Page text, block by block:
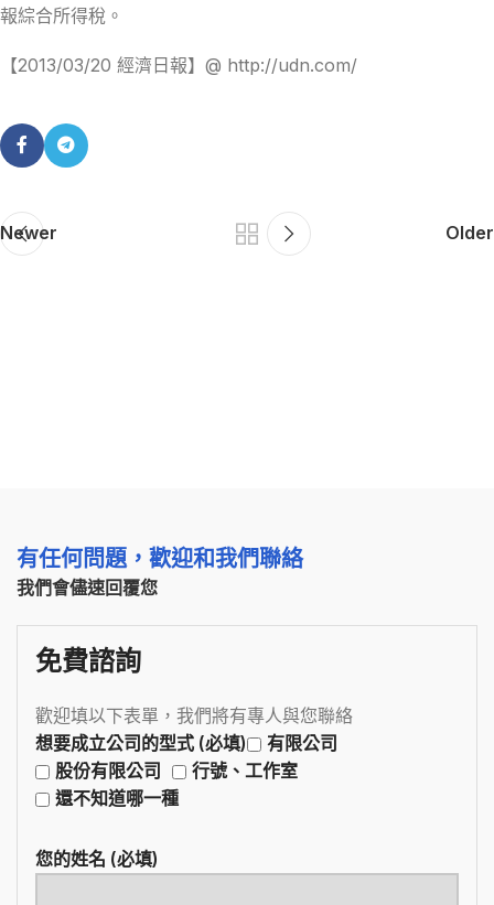
報綜合所得稅。
【2013/03/20 經濟日報】@ http://udn.com/
Newer Older
有任何問題，歡迎和我們聯絡
我們會儘速回覆您
免費諮詢
歡迎填以下表單，我們將有專人與您聯絡
想要成立公司的型式 (必填)
有限公司
股份有限公司
行號、工作室
還不知道哪一種
您的姓名 (必填)